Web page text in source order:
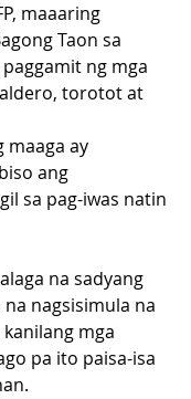
maaaring
Taon sa
ng mga
torotot at
maaga ay
ang
sa pag-iwas natin
na sadyang
nagsisimula na
mga
pa ito paisa-isa